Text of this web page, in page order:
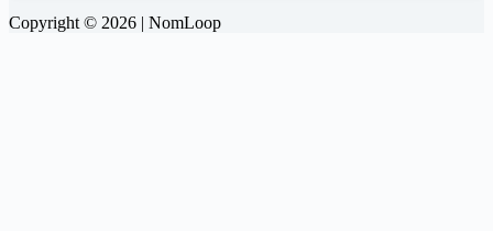
Copyright © 2026 | NomLoop